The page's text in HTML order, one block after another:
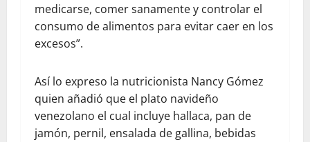
medicarse, comer sanamente y controlar el
consumo de alimentos para evitar caer en los
excesos”.
Así lo expreso la nutricionista Nancy Gómez
quien añadió que el plato navideño
venezolano el cual incluye hallaca, pan de
jamón, pernil, ensalada de gallina, bebidas